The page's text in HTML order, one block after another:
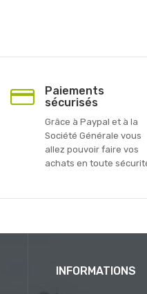
Paiements
sécurisés
Grâce à Paypal et à la
Société Générale vous
allez pouvoir faire vos
achats en toute
INFORMATIONS